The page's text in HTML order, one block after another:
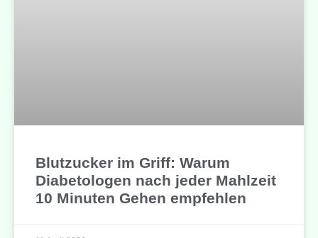
Blutzucker im Griff: Warum
Diabetologen nach jeder Mahlzeit
10 Minuten Gehen empfehlen